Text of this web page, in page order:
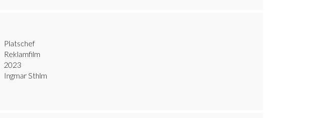
Platschef
Reklamfilm
2023
Ingmar Sthlm